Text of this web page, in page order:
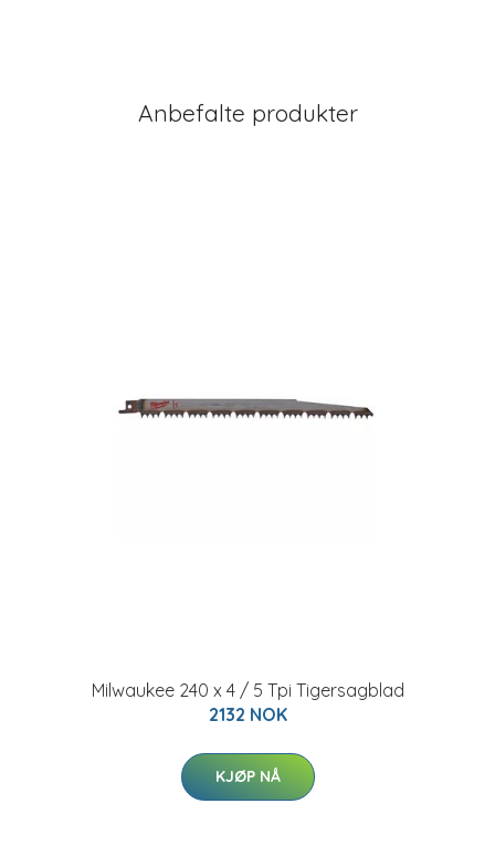
Anbefalte produkter
Milwaukee 240 x 4 / 5 Tpi Tigersagblad
2132 NOK
KJØP NÅ